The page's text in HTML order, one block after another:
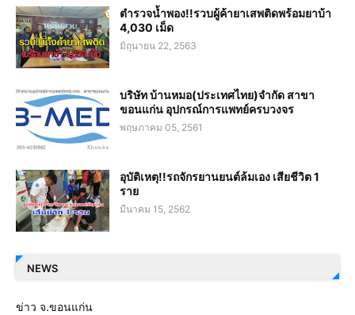
ตำรวจน้ำพอง!!รวบผู้ค้ายาเสพติดพร้อมยาบ้า
4,030 เม็ด
มิถุนายน 22, 2563
บริษัท บ้านหมอ(ประเทศไทย)จำกัด สาขา
ขอนแก่น อุปกรณ์การแพทย์ครบวงจร
พฤษภาคม 05, 2561
อุบัติเหตุ!!รถจักรยานยนต์ล้มเอง เสียชีวิต 1
ราย
มีนาคม 15, 2562
NEWS
ข่าว จ.ขอนแก่น